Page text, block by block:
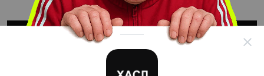
ВЕРНУТЬСЯ НА ГЛАВНУЮ